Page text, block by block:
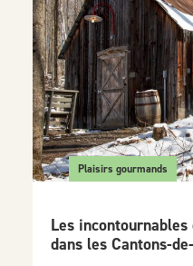
Plaisirs gourmands
Les
dans les Cantons-